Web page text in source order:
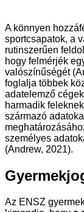
A könnyen
sportcsapatok, a
rutinszerűen
hogy felmérjék
valószínűségét
foglalja többek
adatelemző
harmadik
származó
személyes
(Andrew, 2021).
Az ENSZ